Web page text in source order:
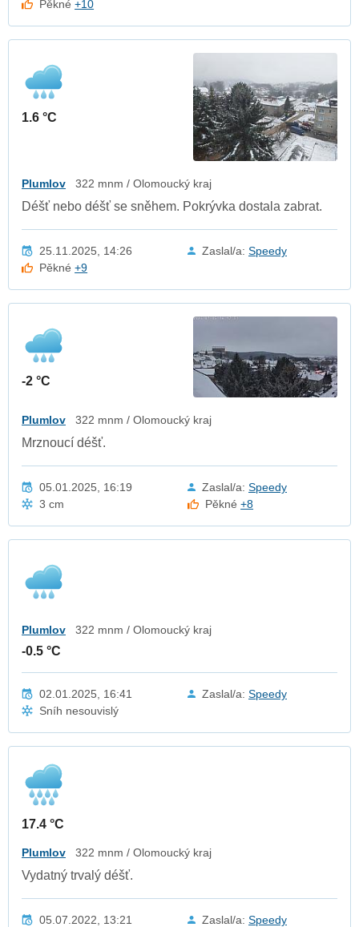
Pěkné+10
1.6 °C
Plumlov 322 mnm / Olomoucký kraj
Déšť nebo déšť se sněhem. Pokrývka dostala zabrat.
25.11.2025, 14:26 Zaslal/a: Speedy
Pěkné+9
-2 °C
Plumlov 322 mnm / Olomoucký kraj
Mrznoucí déšť.
05.01.2025, 16:19 Zaslal/a: Speedy
3 cm
Pěkné+8
Plumlov 322 mnm / Olomoucký kraj
-0.5 °C
02.01.2025, 16:41 Zaslal/a: Speedy
Sníh nesouvislý
17.4 °C
Plumlov 322 mnm / Olomoucký kraj
Vydatný trvalý déšť.
05.07.2022, 13:21 Zaslal/a: Speedy